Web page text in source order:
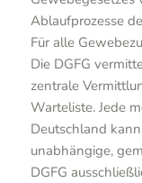
Ablaufprozesse
Für alle
Die DGFG
zentrale
Warteliste. Jede
Deutschland
unabhängige,
DGFG